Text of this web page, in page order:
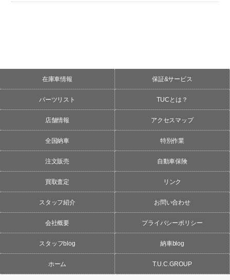
在庫車情報 保証&サービス
パーツリスト TUCとは？
店舗情報 アクセスマップ
全国納車 特別作業
注文販売 自動車保険
買取査定 リンク
スタッフ紹介 お問い合わせ
会社概要 プライバシーポリシー
スタッフblog 納車blog
ホーム T.U.C.GROUP